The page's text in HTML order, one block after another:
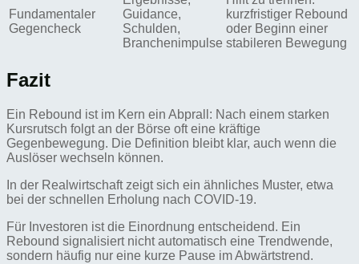
Fundamentaler
Gegencheck
Guidance,
Schulden,
Branchenimpulse
kurzfristiger Rebound
oder Beginn einer
stabileren Bewegung
Fazit
Ein Rebound ist im Kern ein Abprall: Nach einem starken
Kursrutsch folgt an der Börse oft eine kräftige
Gegenbewegung. Die Definition bleibt klar, auch wenn die
Auslöser wechseln können.
In der Realwirtschaft zeigt sich ein ähnliches Muster, etwa
bei der schnellen Erholung nach COVID-19.
Für Investoren ist die Einordnung entscheidend. Ein
Rebound signalisiert nicht automatisch eine Trendwende,
sondern häufig nur eine kurze Pause im Abwärtstrend.